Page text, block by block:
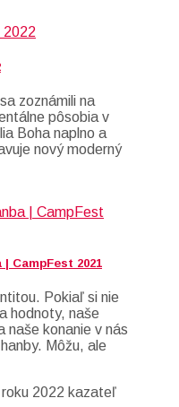
zoznámili na
pôsobia v
Boha naplno a
nový moderný
CampFest 2021
Pokiaľ si nie
hodnoty, naše
naše konanie v nás
Môžu, ale
roku 2022 kazateľ